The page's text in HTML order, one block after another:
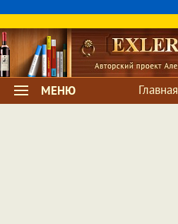
МЕНЮ Главная